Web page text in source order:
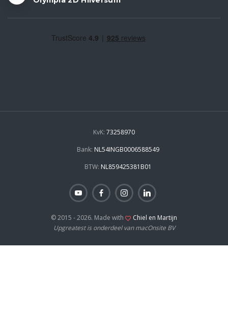
KvK: 73258970
Bank: NL54INGB0006588549
BTW: NL859425381B01
© 2015 - 2026. Made with
Chiel en Martijn
Upgreatest is onderdeel van macOnsite BV